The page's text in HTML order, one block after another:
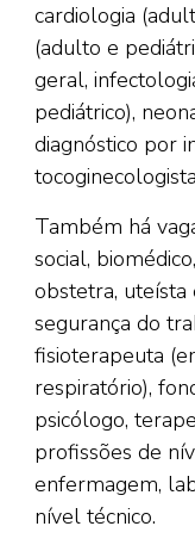
cardiologia
(adulto e
geral,
pediátrico),
diagnóstico por
Também há
social,
obstetra, uteísta
segurança do
fisioterapeuta
respiratório),
psicólogo,
profissões de
enfermagem,
nível técnico.